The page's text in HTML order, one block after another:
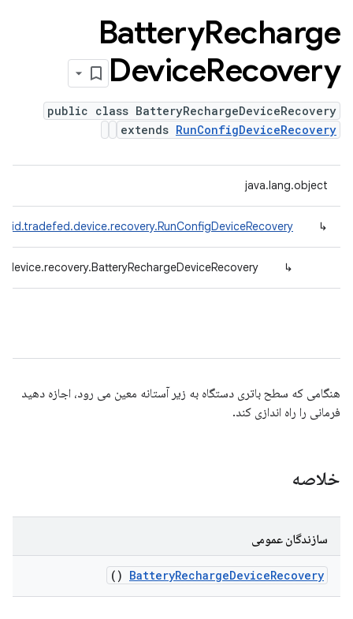
BatteryRecharge
DeviceRecovery
public class BatteryRechargeDeviceRecovery
extends RunConfigDeviceRecovery
java.lang.object
↳
↳
هنگامی که سطح باتری دستگاه به زیر آستانه معین می رود، اجازه دهید
فرمانی را راه اندازی کند.
خلاصه
سازندگان عمومی
BatteryRechargeDeviceRecovery
()